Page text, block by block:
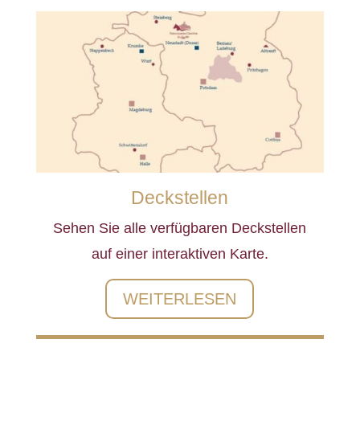
Deckstellen
Sehen Sie alle verfügbaren Deckstellen
auf einer interaktiven Karte.
WEITERLESEN